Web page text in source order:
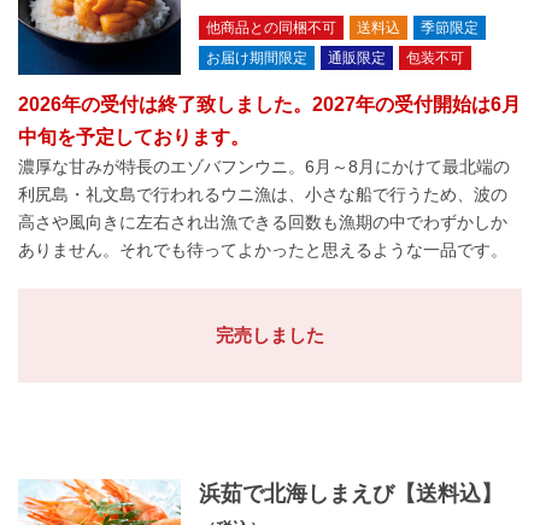
他商品との同梱不可 送料込
季節限定
お届け期間限定
通販限定 包装不可
2026年の受付は終了致しました。2027年の受付開始は6月
中旬を予定しております。
濃厚な甘みが特長のエゾバフンウニ。6月～8月にかけて最北端の
利尻島・礼文島で行われるウニ漁は、小さな船で行うため、波の
高さや風向きに左右され出漁できる回数も漁期の中でわずかしか
ありません。それでも待ってよかったと思えるような一品です。
完売しました
浜茹で北海しまえび【送料込】